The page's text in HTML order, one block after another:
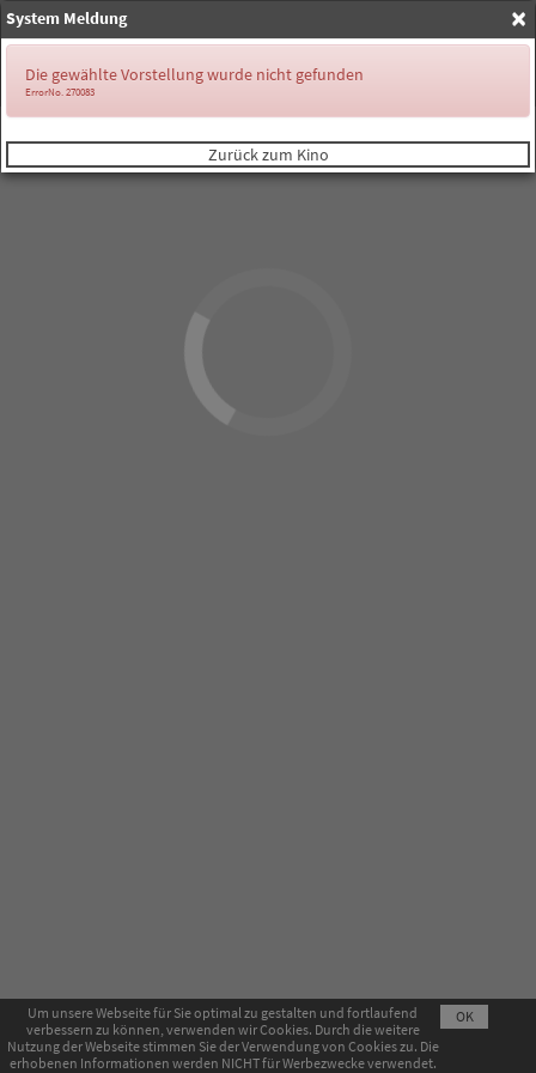
Anmelden
Um unsere Webseite für Sie optimal zu gestalten und fortlaufend
verbessern zu können, verwenden wir Cookies. Durch die weitere
Nutzung der Webseite stimmen Sie der Verwendung von Cookies zu. Die
erhobenen Informationen werden NICHT für Werbezwecke verwendet.
OK
×
System Meldung
Die gewählte Vorstellung wurde nicht gefunden
ErrorNo. 270083
Zurück zum Kino
Impressum AGB Datenschutzerklärung